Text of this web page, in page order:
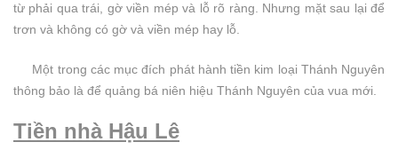
từ phải qua trái, gờ viền mép và lỗ rõ ràng. Nhưng mặt sau lại để
trơn và không có gờ và viền mép hay lỗ.
Một trong các mục đích phát hành tiền kim loại Thánh Nguyên
thông bảo là để quảng bá niên hiệu Thánh Nguyên của vua mới.
Tiền nhà Hậu Lê